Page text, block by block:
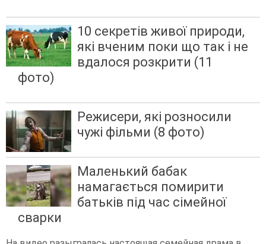
10 секретів живої природи,
які вченим поки що так і не
вдалося розкрити (11
фото)
Режисери, які розносили
чужі фільми (8 фото)
Маленький бабак
намагається помирити
батьків під час сімейної
сварки